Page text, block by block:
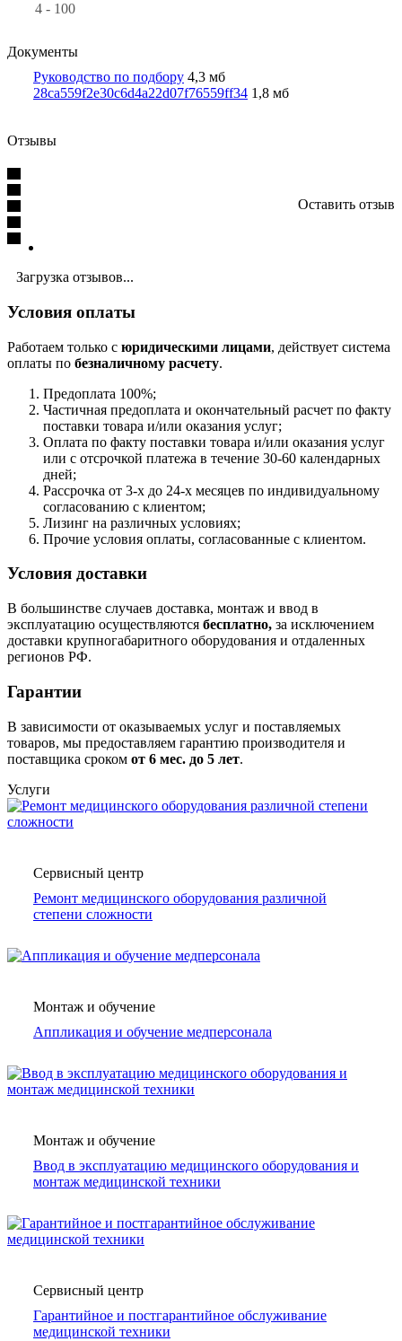
4 - 100
Документы
Руководство по подбору 4,3 мб
28ca559f2e30c6d4a22d07f76559ff34 1,8 мб
Отзывы
Оставить отзыв
Загрузка отзывов...
Условия оплаты
Работаем только с юридическими лицами, действует система
оплаты по безналичному расчету.
Предоплата 100%;
Частичная предоплата и окончательный расчет по факту
поставки товара и/или оказания услуг;
Оплата по факту поставки товара и/или оказания услуг
или с отсрочкой платежа в течение 30-60 календарных
дней;
Рассрочка от 3-х до 24-х месяцев по индивидуальному
согласованию с клиентом;
Лизинг на различных условиях;
Прочие условия оплаты, согласованные с клиентом.
Условия доставки
В большинстве случаев доставка, монтаж и ввод в
эксплуатацию осуществляются бесплатно, за исключением
доставки крупногабаритного оборудования и отдаленных
регионов РФ.
Гарантии
В зависимости от оказываемых услуг и поставляемых
товаров, мы предоставляем гарантию производителя и
поставщика сроком от 6 мес. до 5 лет.
Услуги
Сервисный центр
Ремонт медицинского оборудования различной
степени сложности
Монтаж и обучение
Аппликация и обучение медперсонала
Монтаж и обучение
Ввод в эксплуатацию медицинского оборудования и
монтаж медицинской техники
Сервисный центр
Гарантийное и постгарантийное обслуживание
медицинской техники